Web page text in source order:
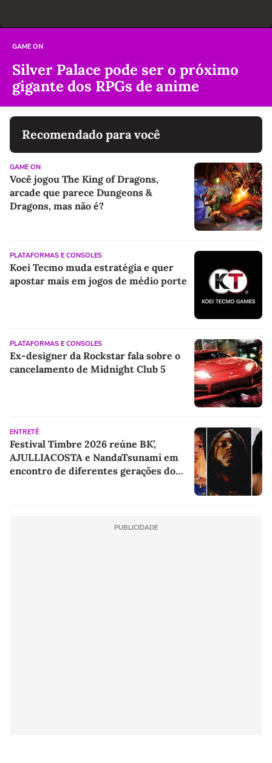
GAME ON
Silver Palace pode ser o próximo
gigante dos RPGs de anime
Recomendado para você
GAME ON
Você jogou The King of Dragons,
arcade que parece Dungeons &
Dragons, mas não é?
PLATAFORMAS E CONSOLES
Koei Tecmo muda estratégia e quer
apostar mais em jogos de médio porte
PLATAFORMAS E CONSOLES
Ex-designer da Rockstar fala sobre o
cancelamento de Midnight Club 5
ENTRETÊ
Festival Timbre 2026 reúne BK’,
AJULLIACOSTA e NandaTsunami em
encontro de diferentes gerações do
PUBLICIDADE